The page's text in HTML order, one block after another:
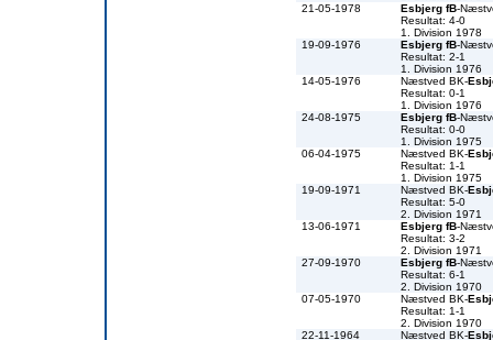
21-05-1978
Esbjerg fB-
Resultat: 4-0
1. Division 1978
19-09-1976
Esbjerg fB-
Resultat: 2-1
1. Division 1976
14-05-1976
Næstved BK-
Resultat: 0-1
1. Division 1976
24-08-1975
Esbjerg fB-
Resultat: 0-0
1. Division 1975
06-04-1975
Næstved BK-
Resultat: 1-1
1. Division 1975
19-09-1971
Næstved BK-
Resultat: 5-0
2. Division 1971
13-06-1971
Esbjerg fB-
Resultat: 3-2
2. Division 1971
27-09-1970
Esbjerg fB-
Resultat: 6-1
2. Division 1970
07-05-1970
Næstved BK-
Resultat: 1-1
2. Division 1970
22-11-1964
Næstved BK-